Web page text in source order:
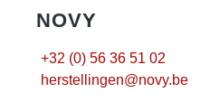
NOVY
+32 (0) 56 36 51 02
herstellingen@novy.be